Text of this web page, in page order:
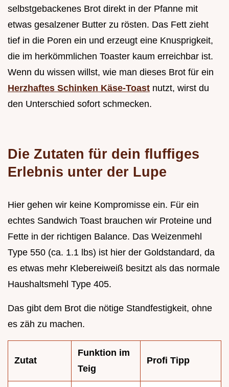
selbstgebackenes Brot direkt in der Pfanne mit
etwas gesalzener Butter zu rösten. Das Fett zieht
tief in die Poren ein und erzeugt eine Knusprigkeit,
die im herkömmlichen Toaster kaum erreichbar ist.
Wenn du wissen willst, wie man dieses Brot für ein
Herzhaftes Schinken Käse-Toast nutzt, wirst du
den Unterschied sofort schmecken.
Die Zutaten für dein fluffiges
Erlebnis unter der Lupe
Hier gehen wir keine Kompromisse ein. Für ein
echtes Sandwich Toast brauchen wir Proteine und
Fette in der richtigen Balance. Das Weizenmehl
Type 550 (ca. 1.1 lbs) ist hier der Goldstandard, da
es etwas mehr Klebereiweiß besitzt als das normale
Haushaltsmehl Type 405.
Das gibt dem Brot die nötige Standfestigkeit, ohne
es zäh zu machen.
Zutat
Funktion im
Teig
Profi Tipp